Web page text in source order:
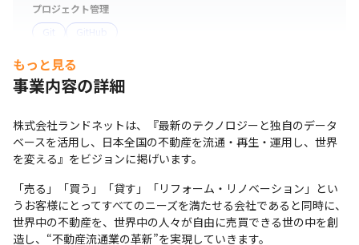
プロジェクト管理
Git
GitHub
その他
Android Studio
もっと見る
事業内容の詳細
株式会社ランドネットは、『最新のテクノロジーと独自のデータ
ベースを活用し、日本全国の不動産を流通・再生・運用し、世界
を変える』をビジョンに掲げいます。
「売る」「買う」「貸す」「リフォーム・リノベーション」とい
うお客様にとってすべてのニーズを満たせる会社であると同時に、
世界中の不動産を、世界中の人々が自由に売買できる世の中を創
造し、“不動産流通業の革新”を実現していきます。